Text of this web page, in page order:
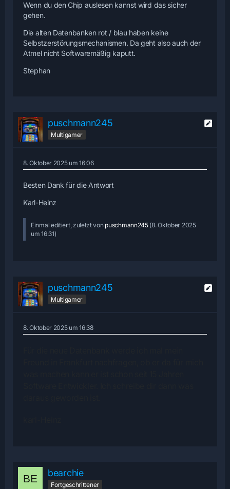
Wenn du den Chip auslesen kannst wird das sicher
gehen.
Die alten Datenbanken rot / blau haben keine
Selbstzerstörungsmechanismen. Da geht also auch der
Atmel nicht Softwaremäßig kaputt.
Stephan
puschmann245
Multigamer
8. Oktober 2025 um 16:06
Besten Dank für die Antwort
Karl-Heinz
Einmal editiert, zuletzt von puschmann245(8. Oktober 2025
um 16:31)
puschmann245
Multigamer
8. Oktober 2025 um 16:38
bearchie
Fortgeschrittener